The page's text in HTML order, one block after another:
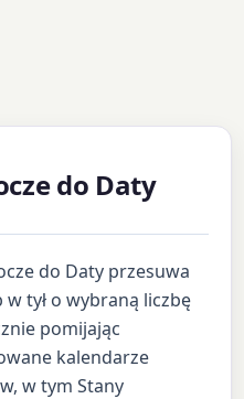
do Daty
do Daty przesuwa
tył o wybraną liczbę
pomijając
kalendarze
w tym Stany